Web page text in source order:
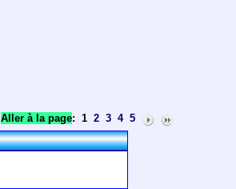
Aller à la page: 1 2 3 4 5